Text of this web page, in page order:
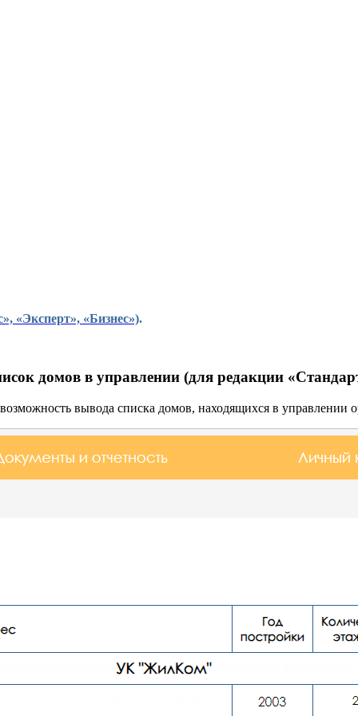
«Эксперт», «Бизнес»).
домов в управлении (для редакции
вывода списка домов, находящихся в управлении